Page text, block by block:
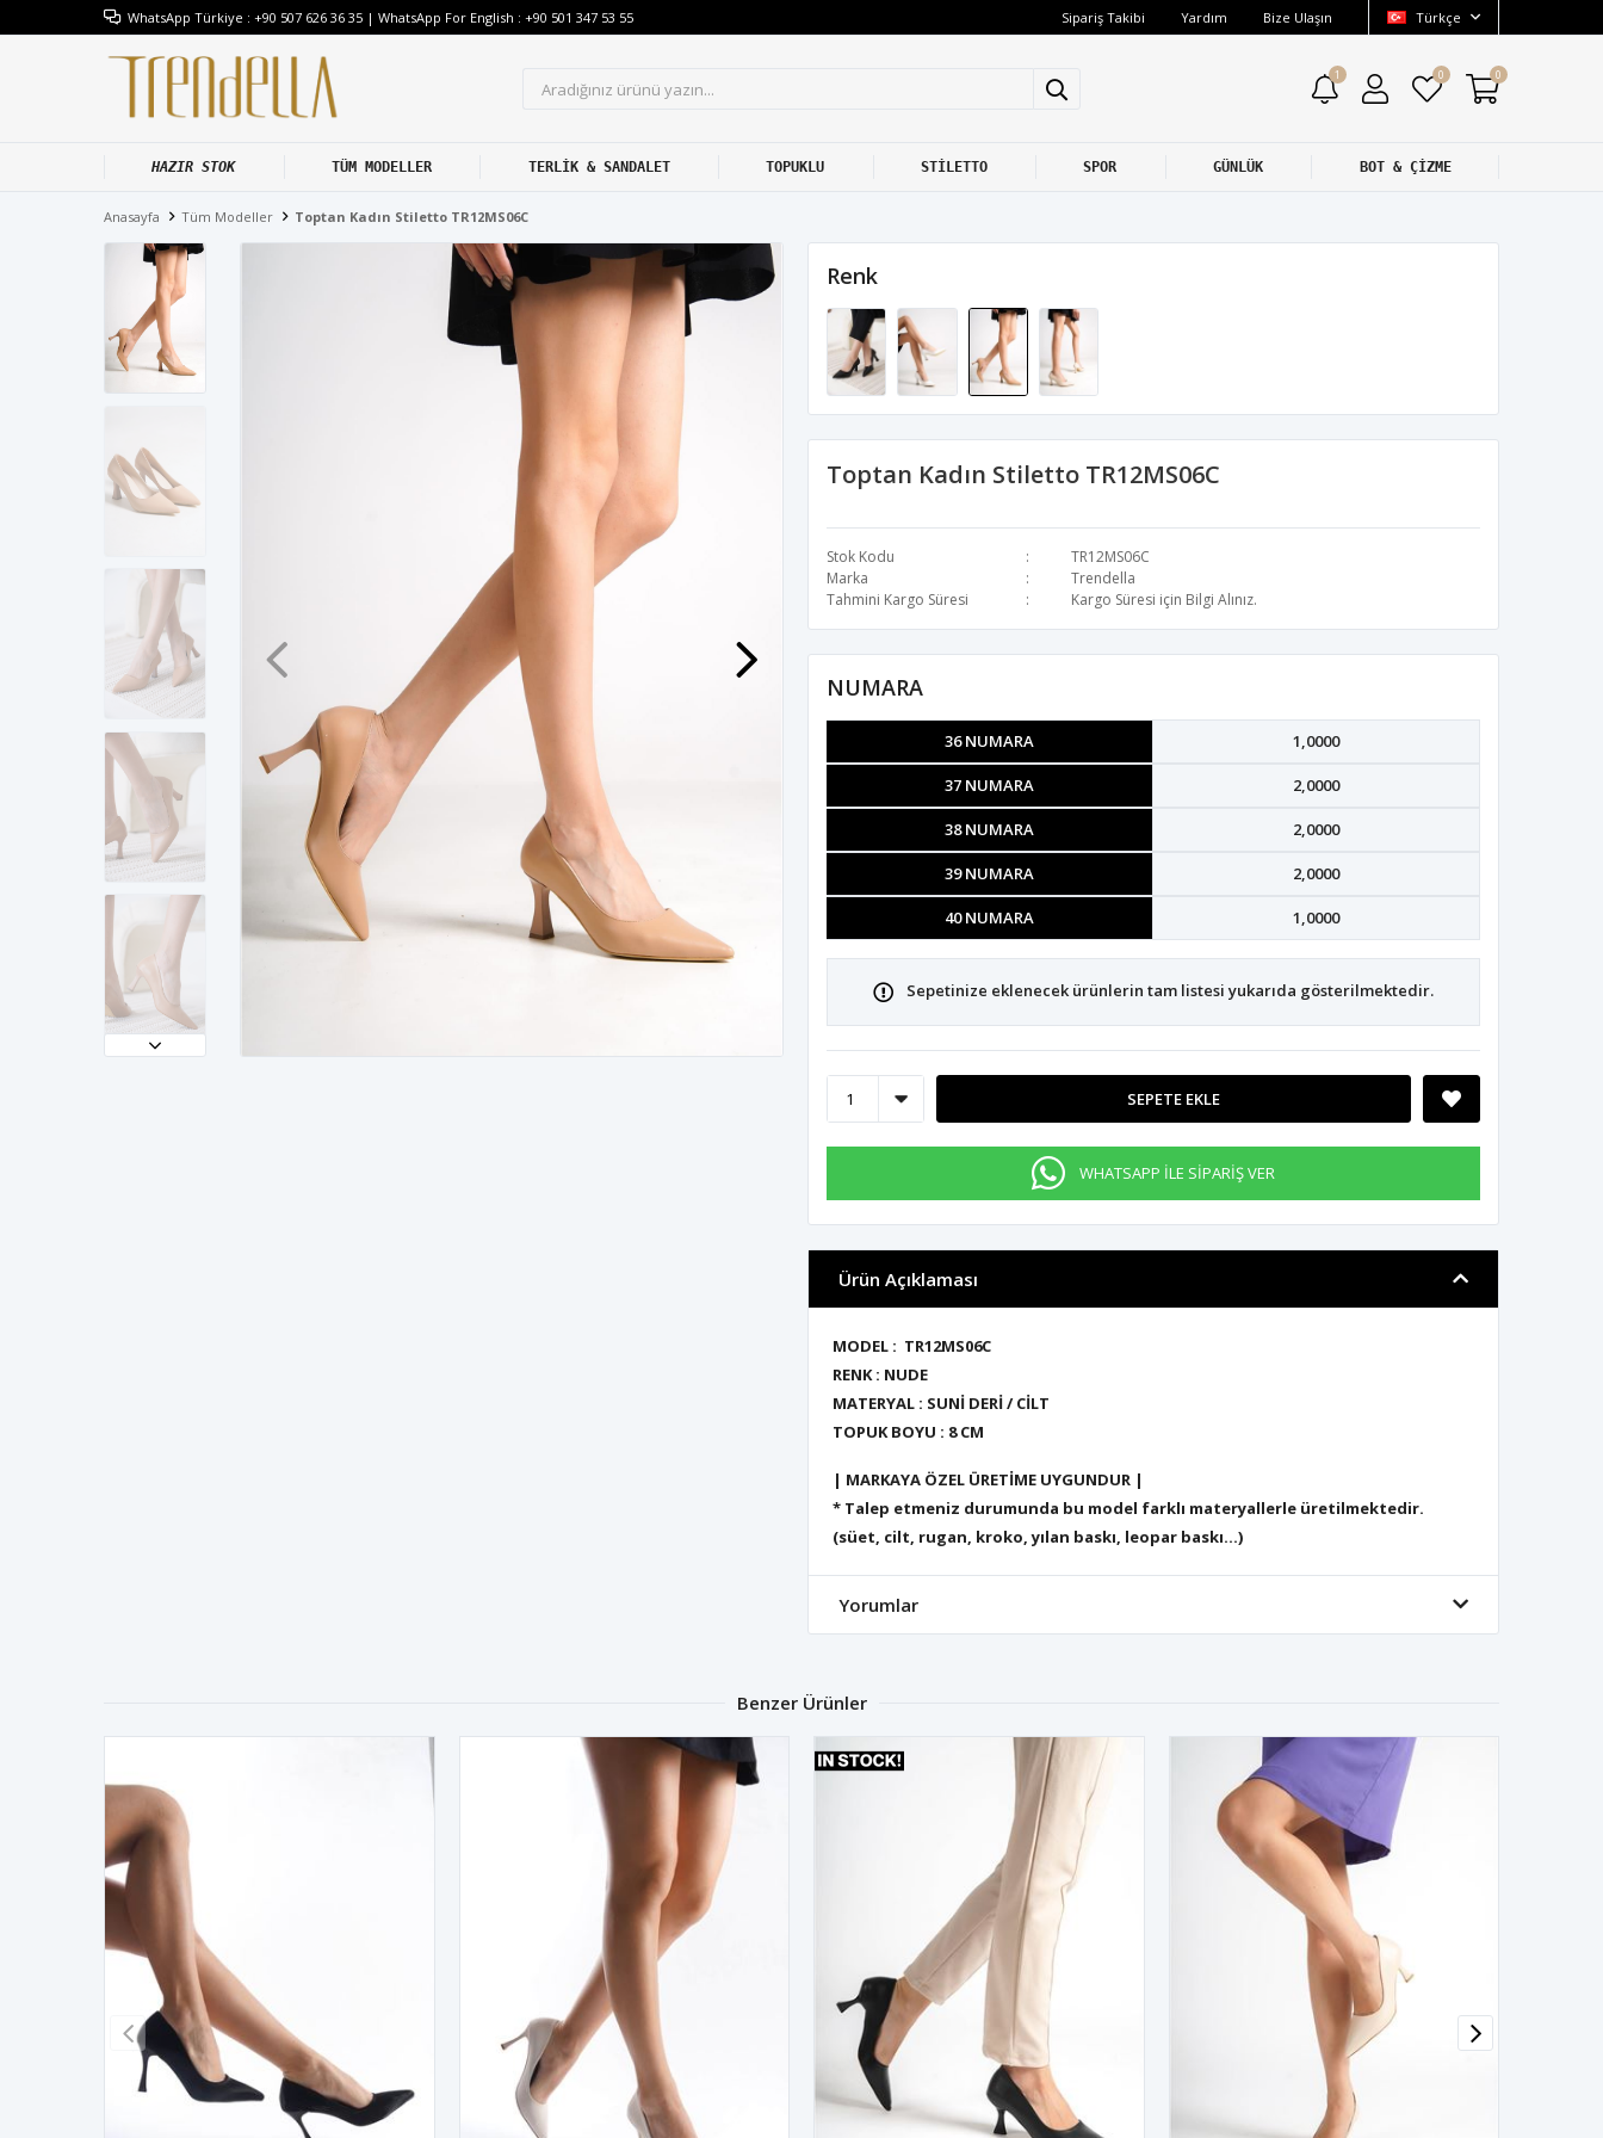
WhatsApp Türkiye : +90 507 626 36 35 | WhatsApp For English : +90 501 347 53 55 Sipariş Takibi Yardım Bize Ulaşın Türkçe
1 0 0
HAZIR STOK TÜM MODELLER TERLİK & SANDALET TOPUKLU STİLETTO SPOR GÜNLÜK BOT & ÇİZME
Anasayfa Tüm Modeller Toptan Kadın Stiletto TR12MS06C
Toptan Kadın Stiletto TR12MS06C
Stok Kodu
TR12MS06C
Marka
Trendella
Tahmini Kargo Süresi
Kargo Süresi için Bilgi Alınız.
Renk
NUMARA
36 NUMARA 1,0000
37 NUMARA 2,0000
38 NUMARA 2,0000
39 NUMARA 2,0000
40 NUMARA 1,0000
Sepetinize eklenecek ürünlerin tam listesi yukarıda gösterilmektedir.
SEPETE EKLE
WHATSAPP İLE SİPARİŞ VER
Ürün Açıklaması
MODEL : TR12MS06C
RENK : NUDE
MATERYAL : SUNİ DERİ / CİLT
TOPUK BOYU : 8CM
| MARKAYA ÖZEL ÜRETİME UYGUNDUR |
* Talep etmeniz durumunda bu model farklı materyallerle üretilmektedir.
(süet, cilt, rugan, kroko, yılan baskı, leopar baskı...)
Yorumlar
Benzer Ürünler